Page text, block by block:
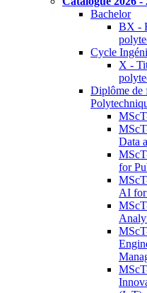
Bachelor
BX -
Cycle
X -
Diplôme de
Data
for
AI for